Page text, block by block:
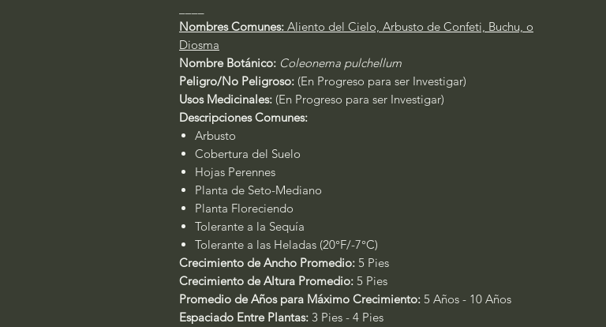
Nombres Comunes: Aliento del Cielo, Arbusto de Confeti, Buchu, o
Diosma
Nombre Botánico: Coleonema pulchellum
Peligro/No Peligroso: (En Progreso para ser Investigar)
Usos Medicinales: (En Progreso para ser Investigar)
Descripciones Comunes:
Arbusto
Cobertura del Suelo
Hojas Perennes
Planta de Seto-Mediano
Planta Floreciendo
Tolerante a la Sequía
Tolerante a las Heladas (20°F/-7°C)
Crecimiento de Ancho Promedio: 5 Pies
Crecimiento de Altura Promedio: 5 Pies
Promedio de Años para Máximo Crecimiento: 5 Años - 10 Años
Espaciado Entre Plantas: 3 Pies - 4 Pies